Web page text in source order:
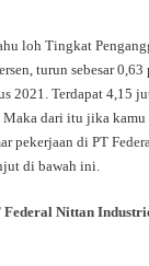
loh Tingkat
turun sebesar 0,63
2021. Terdapat 4,15
dari itu jika kamu
pekerjaan di PT
di bawah ini.
Nittan